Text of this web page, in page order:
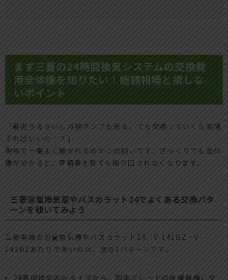
まず三菱の24時間換気システムの交換費
用全体像を知りたい！総額相場と損しな
いポイント
「最近うるさいし点検ランプも光る。でも交換っていくら覚悟
すればいいの…？」
現場で一番よく聞かれるのがこの問いです。ざっくりでも全体
像が分かると、見積書を見ても振り回されなくなります。
三菱浴室換気扇やバスカラット24でよくある交換パタ
ーンを覗いてみよう
三菱電機の浴室換気扇やバスカラット24、V-141BZ・V-
142BZあたりで多いのは、次の3パターンです。
24時間換気のみタイプから、同等グレードの後継機種に交